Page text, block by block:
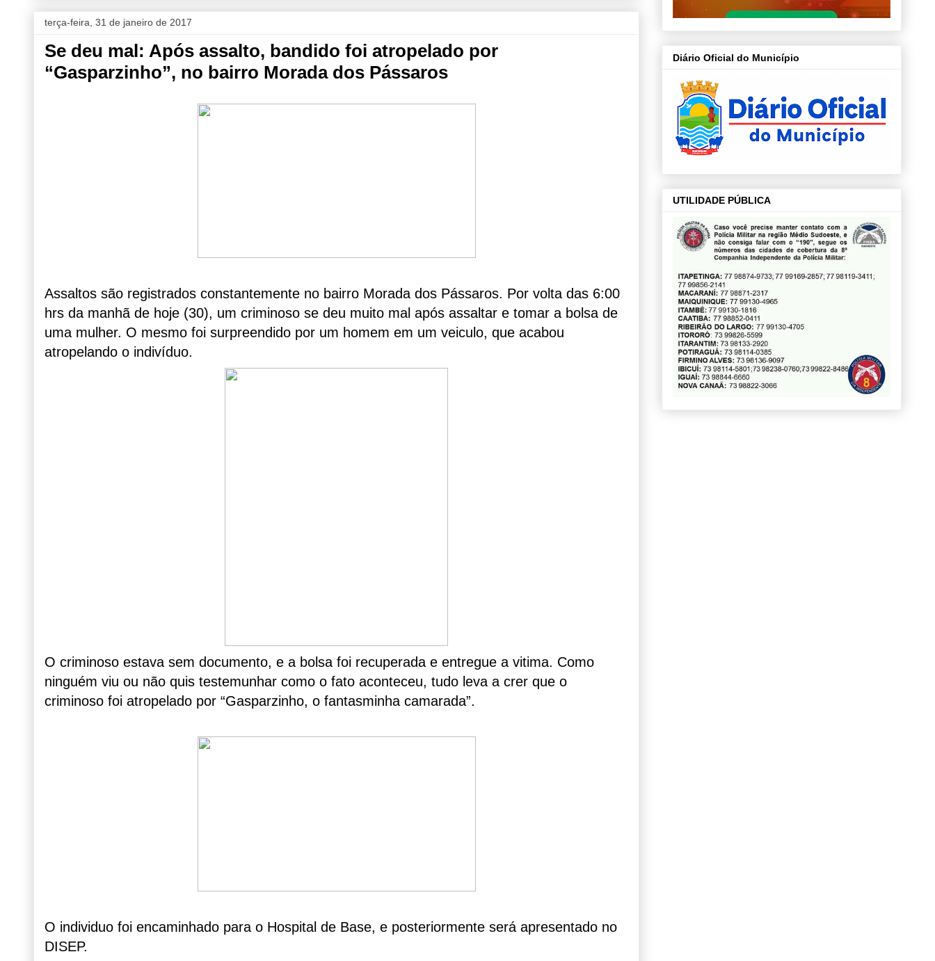
terça-feira, 31 de janeiro de 2017
Se deu mal: Após assalto, bandido foi atropelado por
“Gasparzinho”, no bairro Morada dos Pássaros
Assaltos são registrados constantemente no bairro Morada dos Pássaros. Por volta das 6:00
hrs da manhã de hoje (30), um criminoso se deu muito mal após assaltar e tomar a bolsa de
uma mulher. O mesmo foi surpreendido por um homem em um veiculo, que acabou
atropelando o indivíduo.
O criminoso estava sem documento, e a bolsa foi recuperada e entregue a vitima. Como
ninguém viu ou não quis testemunhar como o fato aconteceu, tudo leva a crer que o
criminoso foi atropelado por “Gasparzinho, o fantasminha camarada”.
O individuo foi encaminhado para o Hospital de Base, e posteriormente será apresentado no
DISEP.
Diário Oficial do Município
UTILIDADE PÚBLICA